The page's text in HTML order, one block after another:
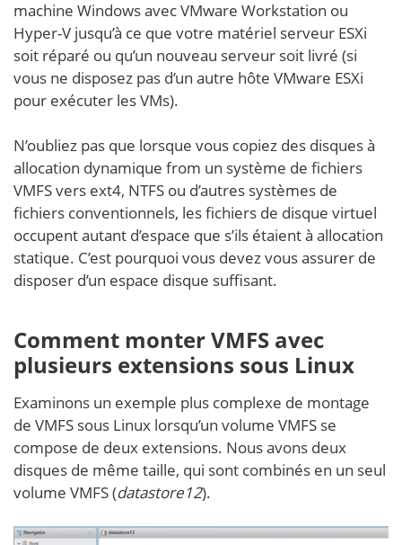
machine Windows avec VMware Workstation ou
Hyper-V jusqu’à ce que votre matériel serveur ESXi
soit réparé ou qu’un nouveau serveur soit livré (si
vous ne disposez pas d’un autre hôte VMware ESXi
pour exécuter les VMs).
N’oubliez pas que lorsque vous copiez des disques à
allocation dynamique from un système de fichiers
VMFS vers ext4, NTFS ou d’autres systèmes de
fichiers conventionnels, les fichiers de disque virtuel
occupent autant d’espace que s’ils étaient à allocation
statique. C’est pourquoi vous devez vous assurer de
disposer d’un espace disque suffisant.
Comment monter VMFS avec
plusieurs extensions sous Linux
Examinons un exemple plus complexe de montage
de VMFS sous Linux lorsqu’un volume VMFS se
compose de deux extensions. Nous avons deux
disques de même taille, qui sont combinés en un seul
volume VMFS (datastore12).